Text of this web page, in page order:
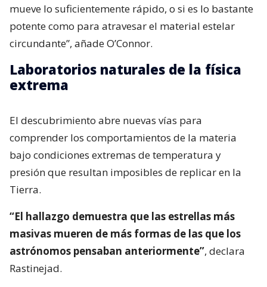
mueve lo suficientemente rápido, o si es lo bastante
potente como para atravesar el material estelar
circundante”, añade O’Connor.
Laboratorios naturales de la física
extrema
El descubrimiento abre nuevas vías para
comprender los comportamientos de la materia
bajo condiciones extremas de temperatura y
presión que resultan imposibles de replicar en la
Tierra.
“El hallazgo demuestra que las estrellas más
masivas mueren de más formas de las que los
astrónomos pensaban anteriormente”, declara
Rastinejad.